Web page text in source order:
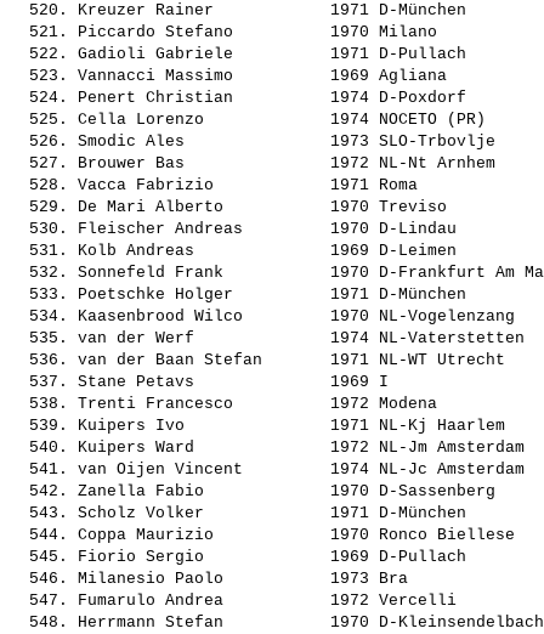
  520.
Kreuzer Rainer
1971 D-München
  521.
Piccardo Stefano
1970 Milano
  522.
Gadioli Gabriele
1971 D-Pullach
  523.
Vannacci Massimo
1969 Agliana
  524.
Penert Christian
1974 D-Poxdorf
  525.
Cella Lorenzo
1974 NOCETO (PR)
  526.
Smodic Ales
1973 SLO-Trbovlje
  527.
Brouwer Bas
1972 NL-Nt Arnhem
  528.
Vacca Fabrizio
1971 Roma
  529.
De Mari Alberto
1970 Treviso
  530.
Fleischer Andreas
1970 D-Lindau
  531.
Kolb Andreas
1969 D-Leimen
  532.
Sonnefeld Frank
1970 D-Frankfurt
  533.
Poetschke Holger
1971 D-München
  534.
Kaasenbrood Wilco
1970 NL-
  535.
van der Werf
1974 NL-
  536.
van der Baan Stefan
1971 NL-WT
  537.
Stane Petavs
1969 I
  538.
Trenti Francesco
1972 Modena
  539.
Kuipers Ivo
1971 NL-Kj
  540.
Kuipers Ward
1972 NL-Jm
  541.
van Oijen Vincent
1974 NL-Jc
  542.
Zanella Fabio
1970 D-Sassenberg
  543.
Scholz Volker
1971 D-München
  544.
Coppa Maurizio
1970 Ronco Biellese
  545.
Fiorio Sergio
1969 D-Pullach
  546.
Milanesio Paolo
1973 Bra
  547.
Fumarulo Andrea
1972 Vercelli
  548.
Herrmann Stefan
1970 D-